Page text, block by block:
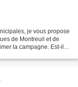
je vous propose
de Montreuil et de
la campagne. Est-il